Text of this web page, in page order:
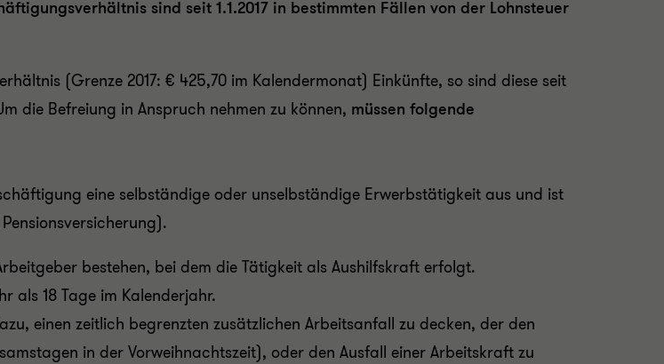
sind seit 1.1.2017 in bestimmten Fällen von der Lohnsteuer
(Grenze 2017: € 425,70 im Kalendermonat) Einkünfte, so sind diese seit
die Befreiung in Anspruch nehmen zu können, müssen folgende
eine selbständige oder unselbständige Erwerbstätigkeit aus und ist
bestehen, bei dem die Tätigkeit als Aushilfskraft erfolgt.
als 18 Tage im Kalenderjahr.
einen zeitlich begrenzten zusätzlichen Arbeitsanfall zu decken, der den
in der Vorweihnachtszeit), oder den Ausfall einer Arbeitskraft zu